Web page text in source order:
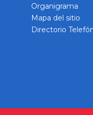
Organigrama
Mapa del sitio
Directorio